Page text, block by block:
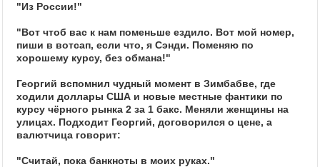
"Из России!"
"Вот чтоб вас к нам поменьше ездило. Вот мой номер,
пиши в вотсап, если что, я Сэнди. Поменяю по
хорошему курсу, без обмана!"
Георгий вспомнил чудный момент в Зимбабве, где
ходили доллары США и новые местные фантики по
курсу чёрного рынка 2 за 1 бакс. Меняли женщины на
улицах. Подходит Георгий, договорился о цене, а
валютчица говорит:
"Считай, пока банкноты в моих руках."